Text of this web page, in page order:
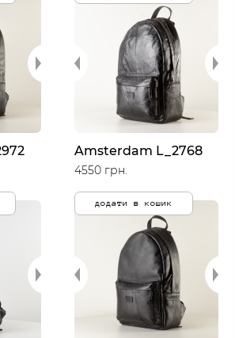
Amsterdam L_2768
4550 грн.
додати в кошик